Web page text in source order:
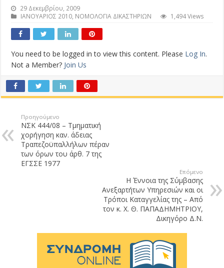
29 Δεκεμβρίου, 2009
ΙΑΝΟΥΑΡΙΟΣ 2010, ΝΟΜΟΛΟΓΙΑ ΔΙΚΑΣΤΗΡΙΩΝ 1,494 Views
You need to be logged in to view this content. Please Log In.
Not a Member? Join Us
Προηγούμενο
ΝΣΚ 444/08 – Τμηματική
χορήγηση καν. άδειας
Τραπεζοϋπαλλήλων πέραν
των όρων του άρθ. 7 της
ΕΓΣΣΕ 1977
Επόμενο
Η Έννοια της Σύμβασης
Ανεξαρτήτων Υπηρεσιών και οι
Τρόποι Καταγγελίας της – Από
τον κ. Χ. Θ. ΠΑΠΑΔΗΜΗΤΡΙΟΥ,
Δικηγόρο Δ.Ν.